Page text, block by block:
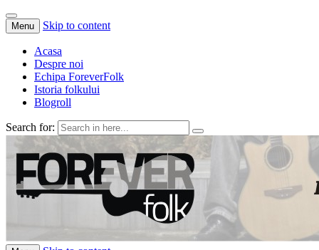
Menu Skip to content
Acasa
Despre noi
Echipa ForeverFolk
Istoria folkului
Blogroll
Search for:
ForeverFolk
Muzica sufletului tau